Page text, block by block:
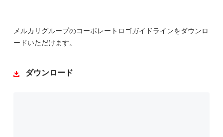
メルカリグループのコーポレートロゴガイドラインをダウンロ
ードいただけます。
ダウンロード